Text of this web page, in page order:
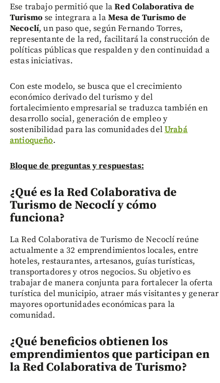
Ese trabajo permitió que laRed Colaborativa de
Turismo se integrara a laMesa de Turismo de
Necoclí, un paso que, según Fernando Torres,
representante de la red, facilitará la construcción de
políticas públicas que respalden y den continuidad a
estas iniciativas.
Con este modelo, se busca que el crecimiento
económico derivado del turismo y del
fortalecimiento empresarial se traduzca también en
desarrollo social, generación de empleo y
sostenibilidad para las comunidades delUrabá
antioqueño.
Bloque de preguntas y respuestas:
¿Qué es la Red Colaborativa de
Turismo de Necoclí y cómo
funciona?
La Red Colaborativa de Turismo de Necoclí reúne
actualmente a 32 emprendimientos locales, entre
hoteles, restaurantes, artesanos, guías turísticas,
transportadores y otros negocios. Su objetivo es
trabajar de manera conjunta para fortalecer la oferta
turística del municipio, atraer más visitantes y generar
mayores oportunidades económicas para la
comunidad.
¿Qué beneficios obtienen los
emprendimientos que participan en
la Red Colaborativa de Turismo?